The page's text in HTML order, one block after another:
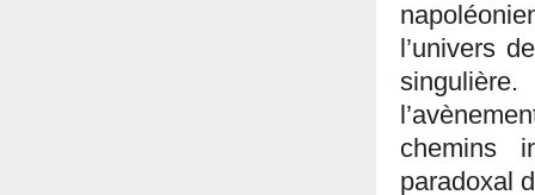
l’univers
chemins
paradoxal